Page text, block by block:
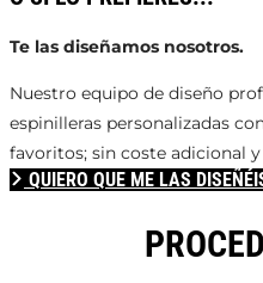
Te las diseñamos nosotros.
Nuestro equipo de diseño
espinilleras personalizadas
favoritos; sin coste adicional
QUIERO QUE ME LAS